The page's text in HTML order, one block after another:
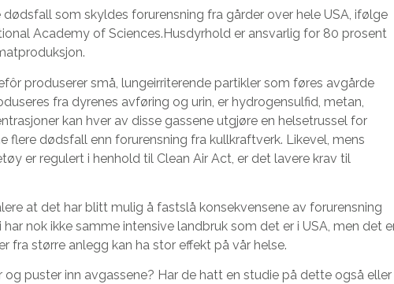
dødsfall som skyldes forurensning fra gårder over hele USA, ifølge
Academy of Sciences.Husdyrhold er ansvarlig for 80 prosent
produserer små, lungeirriterende partikler som føres avgårde
fra dyrenes avføring og urin, er hydrogensulfid, metan,
kan hver av disse gassene utgjøre en helsetrussel for
flere dødsfall enn forurensning fra kullkraftverk. Likevel, mens
er regulert i henhold til Clean Air Act, er det lavere krav til
at det har blitt mulig å fastslå konsekvensene av forurensning
nok ikke samme intensive landbruk som det er i USA, men det
fra større anlegg kan ha stor effekt på vår helse.
puster inn avgassene? Har de hatt en studie på dette også eller